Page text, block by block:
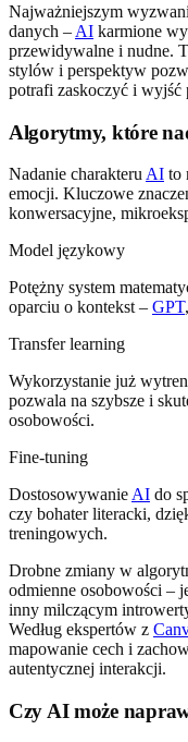
Najważniejszym
danych – AI karmione
przewidywalne i nudne.
stylów i perspektyw
potrafi zaskoczyć i wyjść
Algorytmy, które
Nadanie charakteru AI to
emocji. Kluczowe
konwersacyjne,
Model językowy
Potężny system
oparciu o kontekst – GPT
Transfer learning
Wykorzystanie już
pozwala na szybsze i
osobowości.
Fine-tuning
Dostosowywanie AI do
czy bohater literacki,
treningowych.
Drobne zmiany w
odmienne osobowości –
inny milczącym
Według ekspertów z
mapowanie cech i
autentycznej interakcji.
Czy AI może